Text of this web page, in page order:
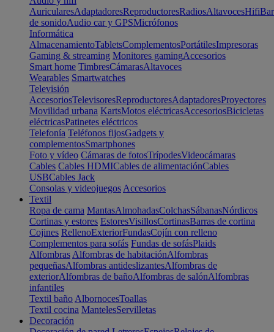
AuricularesAdaptadoresReproductoresRadiosAltavocesHifi
de sonidoAudio car y GPSMicrófonos
Informática
AlmacenamientoTabletsComplementosPortátilesImpresoras
Gaming & streaming Monitores gamingAccesorios
Smart home TimbresCámarasAltavoces
Wearables Smartwatches
Televisión
AccesoriosTelevisoresReproductoresAdaptadoresProyectores
Movilidad urbana KartsMotos eléctricasAccesoriosBicicletas
eléctricasPatinetes eléctricos
Telefonía Teléfonos fijosGadgets y
complementosSmartphones
Foto y vídeo Cámaras de fotosTrípodesVideocámaras
Cables Cables HDMICables de alimentaciónCables
USBCables Jack
Consolas y videojuegos Accesorios
Textil
Ropa de cama MantasAlmohadasColchasSábanasNórdicos
Cortinas y estores EstoresVisillosCortinasBarras de cortina
Cojines RellenoExteriorFundasCojín con relleno
Complementos para sofás Fundas de sofásPlaids
Alfombras Alfombras de habitaciónAlfombras
pequeñasAlfombras antideslizantesAlfombras de
exteriorAlfombras de bañoAlfombras de salónAlfombras
infantiles
Textil baño AlbornocesToallas
Textil cocina MantelesServilletas
Decoración